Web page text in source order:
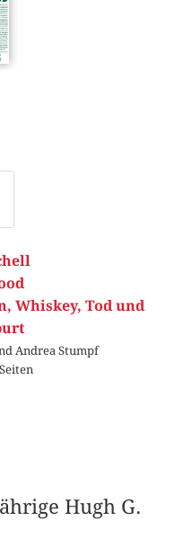
Whiskey, Tod und
Andrea Stumpf
Hugh G.